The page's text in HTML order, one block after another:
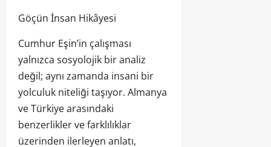
Göçün İnsan Hikâyesi
Cumhur Eşin’in çalışması
yalnızca sosyolojik bir analiz
değil; aynı zamanda insani bir
yolculuk niteliği taşıyor. Almanya
ve Türkiye arasındaki
benzerlikler ve farklılıklar
üzerinden ilerleyen anlatı,